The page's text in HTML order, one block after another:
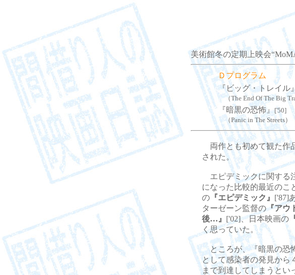
美術館冬の定期上映会
Ｄプログラム
『ビッグ・トレイル
（The End Of The Big
『暗黒の恐怖』['50]
（Panic in The Streets）
両作とも初めて観た作
された。
エピデミックに関する
になった比較的最近のこ
の 『エピデミック』 ['87]
ターゼーン監督の『アウ
後…』 ['02]、日本映画の
く思っていた。
ところが、『暗黒の恐
として感染者の発見から
まで到達してしまうとい